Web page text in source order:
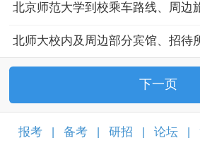
北京师范大学到校乘车路线、周边
北师大校内及周边部分宾馆、招待
下一页
报考 备考 研招 论坛